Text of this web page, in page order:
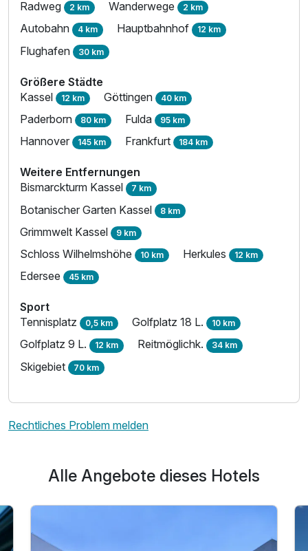
Ausstattung
Radweg 2 km Wanderwege 2 km
Autobahn 4 km Hauptbahnhof 12 km
Flughafen 30 km
Größere Städte
Kassel 12 km Göttingen 40 km
Paderborn 80 km Fulda 95 km
Hannover 145 km Frankfurt 184 km
Weitere Entfernungen
Bismarckturm Kassel 7 km
Botanischer Garten Kassel 8 km
Grimmwelt Kassel 9 km
Schloss Wilhelmshöhe 10 km Herkules 12 km
Edersee 45 km
Sport
Tennisplatz 0,5 km Golfplatz 18 L. 10 km
Golfplatz 9 L. 12 km Reitmöglichk. 34 km
Skigebiet 70 km
Rechtliches Problem melden
Alle Angebote dieses Hotels